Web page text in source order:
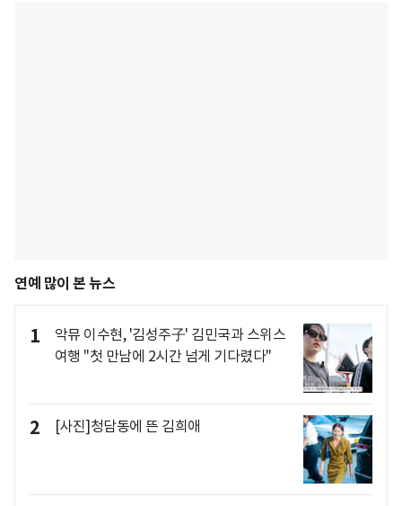
연예 많이 본 뉴스
1
악뮤 이수현, '김성주子' 김민국과 스위스
여행 "첫 만남에 2시간 넘게 기다렸다"
2 [사진]청담동에 뜬 김희애